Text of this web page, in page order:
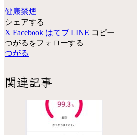
健康禁煙
シェアする
X Facebook はてブ LINE コピー
つがるをフォローする
つがる
関連記事